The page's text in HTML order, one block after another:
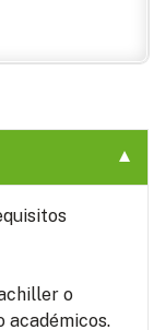
o
académicos.